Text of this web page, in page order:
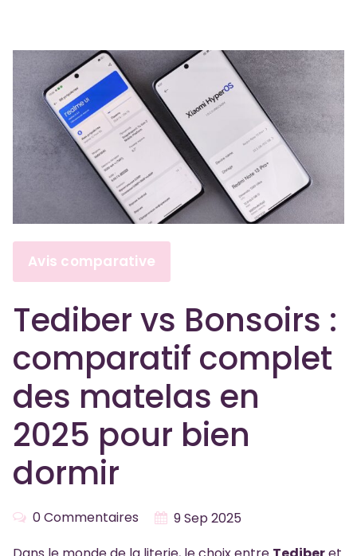
Avis comparative
Tediber vs Bonsoirs :
comparatif complet
des matelas en
2025 pour bien
dormir
0 Commentaires
9 Sep 2025